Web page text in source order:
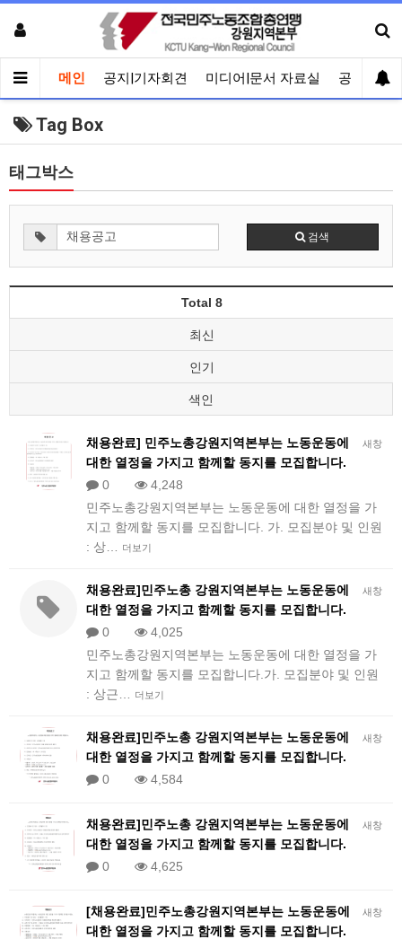
메인 공지|기자회견 미디어|문서 자료실 공유게시
Tag Box
태그박스
검색
Total 8
최신
인기
색인
새창
채용완료] 민주노총강원지역본부는 노동운동에
대한 열정을 가지고 함께할 동지를 모집합니다.
0
4,248
민주노총강원지역본부는 노동운동에 대한 열정을 가
지고 함께할 동지를 모집합니다. 가. 모집분야 및 인원
: 상…
더보기
새창
채용완료]민주노총 강원지역본부는 노동운동에
대한 열정을 가지고 함께할 동지를 모집합니다.
0
4,025
민주노총강원지역본부는 노동운동에 대한 열정을 가
지고 함께할 동지를 모집합니다.가. 모집분야 및 인원
: 상근…
더보기
새창
채용완료]민주노총 강원지역본부는 노동운동에
대한 열정을 가지고 함께할 동지를 모집합니다.
0
4,584
새창
채용완료]민주노총 강원지역본부는 노동운동에
대한 열정을 가지고 함께할 동지를 모집합니다.
0
4,625
새창
[채용완료]민주노총강원지역본부는 노동운동에
대한 열정을 가지고 함께할 동지를 모집합니다.